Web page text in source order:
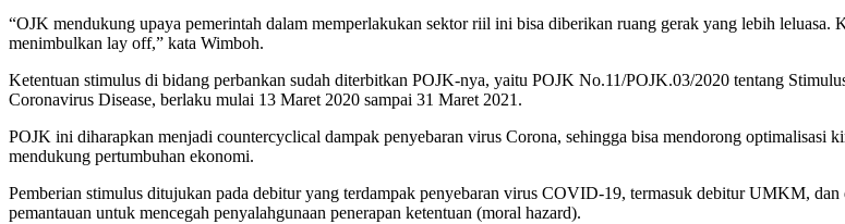
“OJK mendukung upaya pemerintah dalam memperlakukan sektor riil ini bisa diberikan ruang gerak yang lebih leluasa.
menimbulkan lay off,” kata Wimboh.
Ketentuan stimulus di bidang perbankan sudah diterbitkan POJK-nya, yaitu POJK No.11/POJK.03/2020 tentang
Coronavirus Disease, berlaku mulai 13 Maret 2020 sampai 31 Maret 2021.
POJK ini diharapkan menjadi countercyclical dampak penyebaran virus Corona, sehingga bisa mendorong optimalisasi
mendukung pertumbuhan ekonomi.
Pemberian stimulus ditujukan pada debitur yang terdampak penyebaran virus COVID-19, termasuk debitur UMKM,
pemantauan untuk mencegah penyalahgunaan penerapan ketentuan (moral hazard).